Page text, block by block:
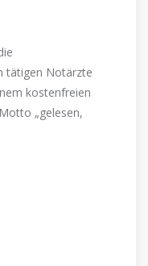
tätigen Notärzte
kostenfreien
„gelesen,